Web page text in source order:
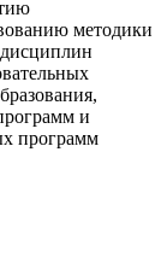
методики
и
программ